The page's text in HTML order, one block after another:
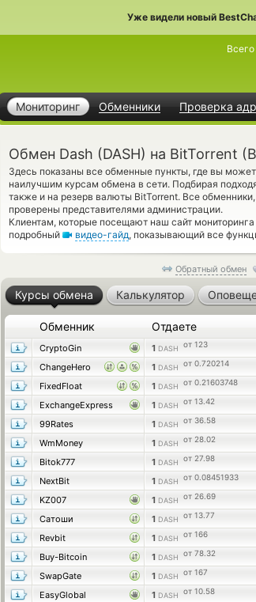
Уже видели новый
Мониторинг Обменники Проверка
Обмен Dash (DASH) на BitTorrent
Здесь показаны все обменные пункты, где вы
наилучшим курсам обмена в сети. Подбирая
также и на резерв валюты BitTorrent. Все
проверены представителями администрации.
Клиентам, которые посещают наш сайт
подробный
видео-гайд, показывающий все
Обратный обмен
Курсы обмена Калькулятор
Обменник Отдаете
CryptoGin 1 DASH от 123
ChangeHero
1 DASH от 0.720214
FixedFloat
1 DASH от 0.21603748
ExchangeExpress
1 DASH от 13.42
99Rates
1 DASH от 36.58
WmMoney
1 DASH от 28.02
Bitok777
1 DASH от 27.98
NextBit
1 DASH от 0.08451933
KZ007
1 DASH от 26.69
Сатоши
1 DASH от 13.77
Revbit
1 DASH от 166
Buy-Bitcoin
1 DASH от 78.32
SwapGate
1 DASH от 167
EasyGlobal
1 DASH от 10.58